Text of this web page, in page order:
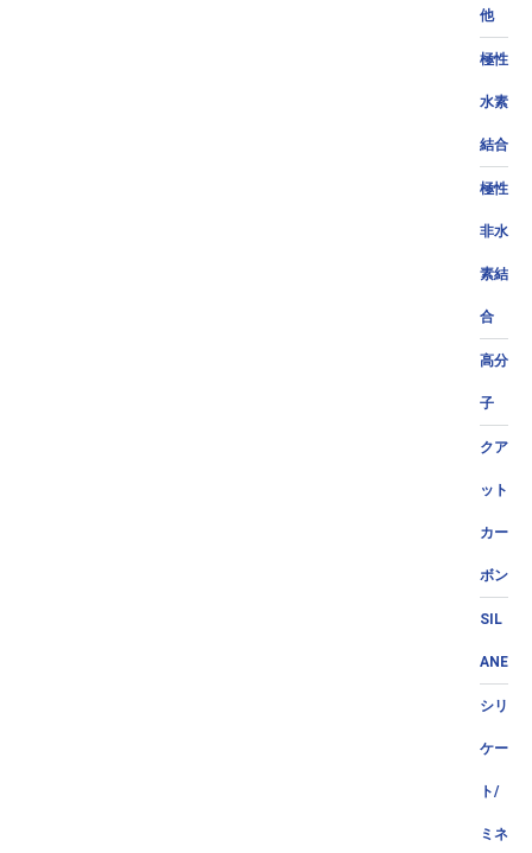
他
極性
水素
結合
極性
非水
素結
合
高分
子
クア
ット
カー
ボン
SIL
ANE
シリ
ケー
ト/
ミネ